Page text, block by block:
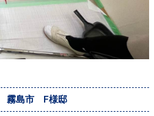
霧島市 F様邸